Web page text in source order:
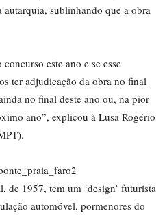
autarquia, sublinhando que a obra
este ano e se esse
ter adjudicação da obra no final
no final deste ano ou, na pior
ano”, explicou à Lusa Rogério
de 1957, tem um ‘design’ futurista
automóvel, pormenores do